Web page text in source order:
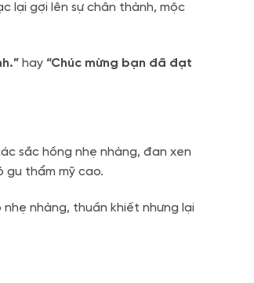
lại gợi lên sự chân thành, mộc
hay “Chúc mừng bạn đã đạt
sắc hồng nhẹ nhàng, đan xen
gu thẩm mỹ cao.
nhàng, thuần khiết nhưng lại